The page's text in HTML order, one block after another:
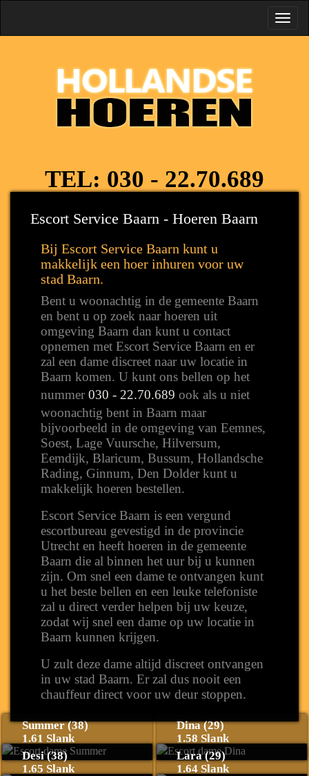
TEL: 030 - 22.70.689
Escort Service Baarn - Hoeren Baarn
Bij Escort Service Baarn kunt u
makkelijk een hoer inhuren voor uw
stad Baarn.
Bent u woonachtig in de gemeente Baarn
en bent u op zoek naar hoeren uit
omgeving Baarn dan kunt u contact
opnemen met Escort Service Baarn en er
zal een dame discreet naar uw locatie in
Baarn komen. U kunt ons bellen op het
nummer 030 - 22.70.689 ook als u niet
woonachtig bent in Baarn maar
bijvoorbeeld in de omgeving van Eemnes,
Soest, Lage Vuursche, Hilversum,
Eemdijk, Blaricum, Bussum, Hollandsche
Rading, Ginnum, Den Dolder kunt u
makkelijk hoeren bestellen.
Escort Service Baarn is een vergund
escortbureau gevestigd in de provincie
Utrecht en heeft hoeren in de gemeente
Baarn die al binnen het uur bij u kunnen
zijn. Om snel een dame te ontvangen kunt
u het beste bellen en een leuke telefoniste
zal u direct verder helpen bij uw keuze,
zodat wij snel een dame op uw locatie in
Baarn kunnen krijgen.
U zult deze dame altijd discreet ontvangen
in uw stad Baarn. Er zal dus nooit een
chauffeur direct voor uw deur stoppen.
Summer (38)
1.61 Slank
Dina (29)
1.58 Slank
Desi (38)
1.65 Slank
Lara (29)
1.64 Slank